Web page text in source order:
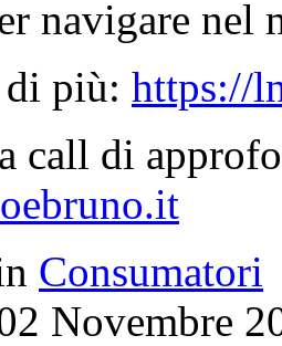
navigare nel
di più: https://
call di
Consumatori
Novembre